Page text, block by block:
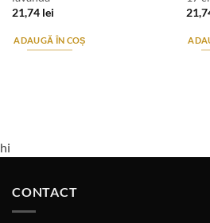
21,74 lei
ADAUGĂ ÎN COȘ
hi
CONTACT